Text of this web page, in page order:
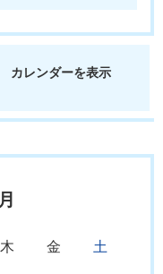
カレンダーを表示
月
木 金 土